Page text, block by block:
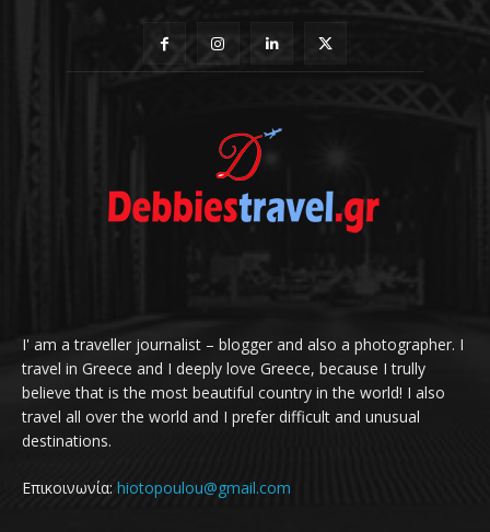
I' am a traveller journalist – blogger and also a photographer. I
travel in Greece and I deeply love Greece, because I trully
believe that is the most beautiful country in the world! I also
travel all over the world and I prefer difficult and unusual
destinations.
Επικοινωνία: hiotopoulou@gmail.com